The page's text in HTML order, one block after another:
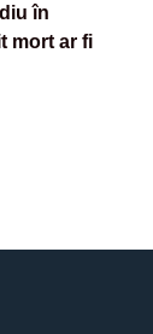
în
mort ar fi